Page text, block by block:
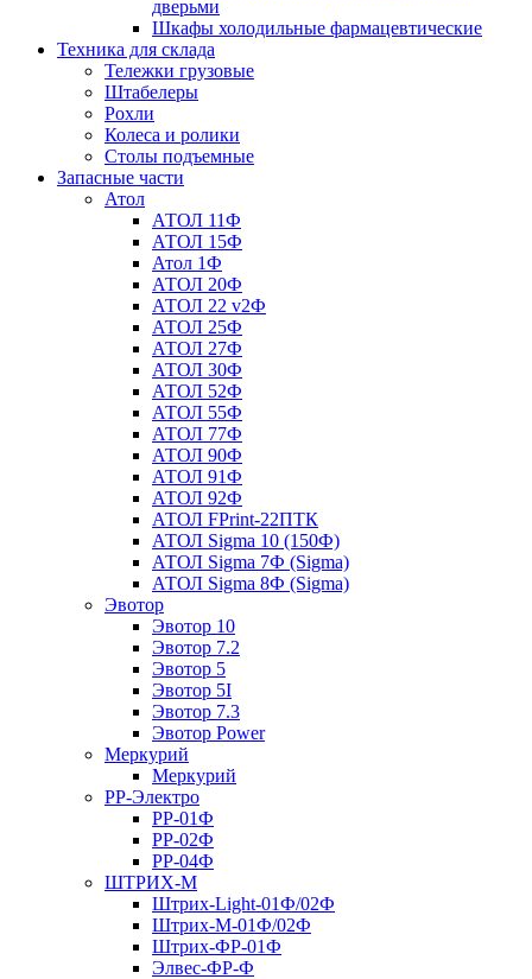
дверьми
Шкафы холодильные фармацевтические
Техника для склада
Тележки грузовые
Штабелеры
Рохли
Колеса и ролики
Столы подъемные
Запасные части
Атол
АТОЛ 11Ф
АТОЛ 15Ф
Атол 1Ф
АТОЛ 20Ф
АТОЛ 22 v2Ф
АТОЛ 25Ф
АТОЛ 27Ф
АТОЛ 30Ф
АТОЛ 52Ф
АТОЛ 55Ф
АТОЛ 77Ф
АТОЛ 90Ф
АТОЛ 91Ф
АТОЛ 92Ф
АТОЛ FPrint-22ПТК
АТОЛ Sigma 10 (150Ф)
АТОЛ Sigma 7Ф (Sigma)
АТОЛ Sigma 8Ф (Sigma)
Эвотор
Эвотор 10
Эвотор 7.2
Эвотор 5
Эвотор 5I
Эвотор 7.3
Эвотор Power
Меркурий
Меркурий
РР-Электро
РР-01Ф
РР-02Ф
РР-04Ф
ШТРИХ-М
Штрих-Light-01Ф/02Ф
Штрих-М-01Ф/02Ф
Штрих-ФР-01Ф
Элвес-ФР-Ф